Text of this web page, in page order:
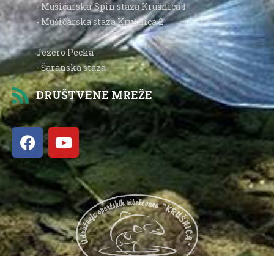
- Mušičarska-Spin staza Krušnica 1
- Mušičarska staza Krušnica 2
Jezero Pecka
- Šaranska staza
DRUŠTVENE MREŽE